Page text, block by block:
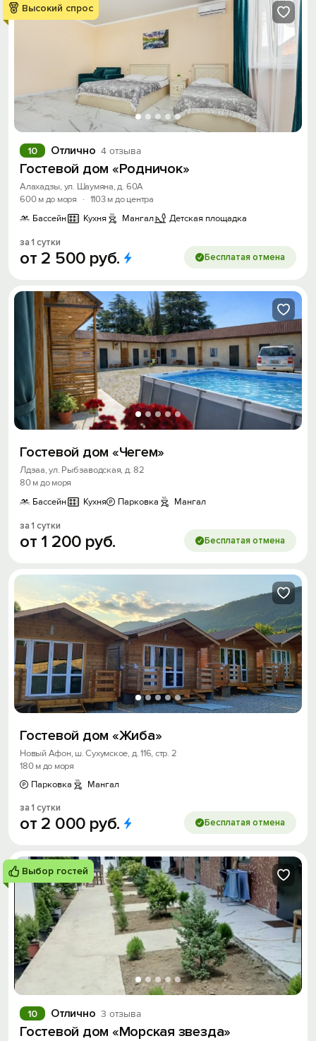
Высокий спрос
Отлично 4 отзыва
10
Гостевой дом «Родничок»
Алахадзы, ул. Шаумяна, д. 60А
600 м до моря
· 1103 м до центра
Бассейн
Кухня Мангал Детская площадка
за 1 сутки
от 2 500 руб. Бесплатая отмена
Гостевой дом «Чегем»
Лдзаа, ул. Рыбзаводская, д. 82
80 м до моря
Бассейн
Кухня Парковка Мангал
за 1 сутки
от 1 200 руб. Бесплатая отмена
Гостевой дом «Жиба»
Новый Афон, ш. Сухумское, д. 116, стр. 2
180 м до моря
Парковка
Мангал
за 1 сутки
от 2 000 руб. Бесплатая отмена
Выбор гостей
Отлично 3 отзыва
10
Гостевой дом «Морская звезда»